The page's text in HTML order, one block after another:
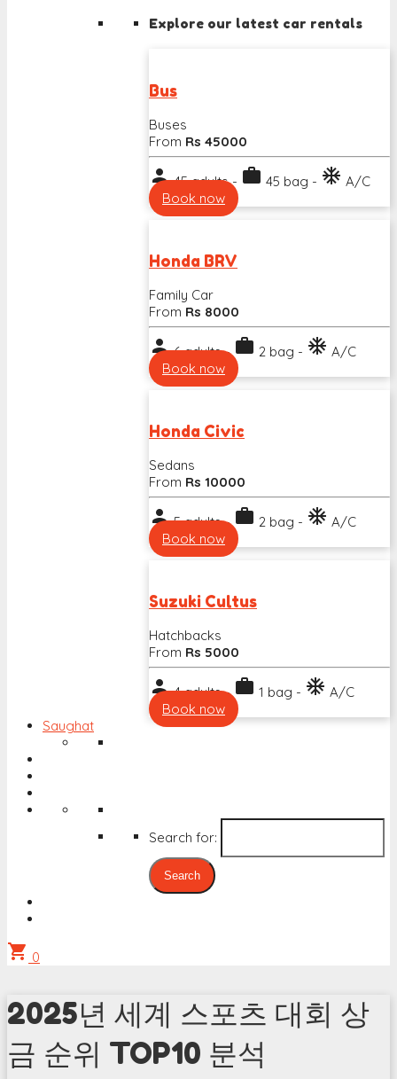
Explore our latest car rentals
Bus
Buses
From Rs 45000
person45 adults - work 45 bag - ac_unit A/C
Book now
Honda BRV
Family Car
From Rs 8000
person6 adults -work 2 bag - ac_unit A/C
Book now
Honda Civic
Sedans
From Rs 10000
person5 adults -work 2 bag - ac_unit A/C
Book now
Suzuki Cultus
Hatchbacks
From Rs 5000
person4 adults -work 1 bag - ac_unit A/C
Book now
Saughat
Search for:
shopping_cart 0
2025년 세계 스포츠 대회 상
금 순위 TOP10 분석